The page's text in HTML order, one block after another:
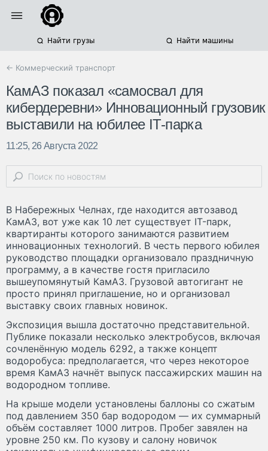
Найти грузы Найти машины
← Коммерческий транспорт
КамАЗ показал «самосвал для
кибердеревни» Инновационный грузовик
выставили на юбилее IT-парка
11:25, 26 Августа 2022
В Набережных Челнах, где находится автозавод
КамАЗ, вот уже как 10 лет существует IT-парк,
квартиранты которого занимаются развитием
инновационных технологий. В честь первого юбилея
руководство площадки организовало праздничную
программу, а в качестве гостя пригласило
вышеупомянутый КамАЗ. Грузовой автогигант не
просто принял приглашение, но и организовал
выставку своих главных новинок.
Экспозиция вышла достаточно представительной.
Публике показали несколько электробусов, включая
сочленённую модель 6292, а также концепт
водоробуса: предполагается, что через некоторое
время КамАЗ начнёт выпуск пассажирских машин на
водородном топливе.
На крыше модели установлены баллоны со сжатым
под давлением 350 бар водородом — их суммарный
объём составляет 1000 литров. Пробег завялен на
уровне 250 км. По кузову и салону новичок